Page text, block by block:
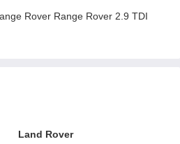
Rover Range Rover 2.9 TDI
Land Rover